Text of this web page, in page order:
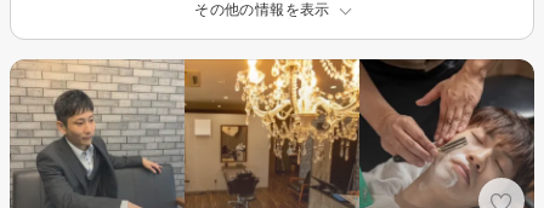
その他の情報を表示